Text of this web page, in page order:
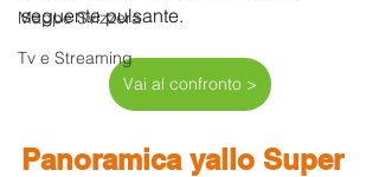
Mappe Svizzera
Tv e Streaming
seguente pulsante.
Vai al confronto >
Panoramica yallo Super